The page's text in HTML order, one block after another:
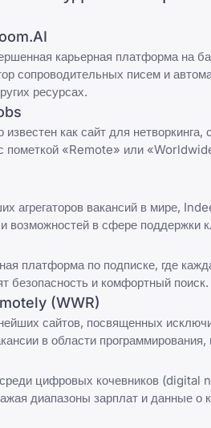
карьерная платформа на
сопроводительных писем и
ресурсах.
как сайт для
пометкой «Remote» или
агрегаторов вакансий в мире,
возможностей в сфере поддержки
платформа по подписке, где
безопасность и комфортный поиск.
(WWR)
сайтов, посвященных
в области программирования,
цифровых кочевников (digital
диапазоны зарплат и данные о